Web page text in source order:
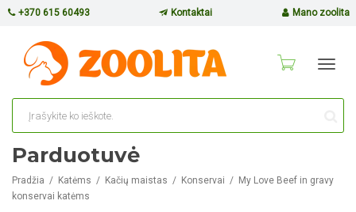
+370 615 60493 Kontaktai Mano zoolita
Parduotuvė
Pradžia Katėms Kačių maistas Konservai
My Love Beef in gravy
konservai katėms